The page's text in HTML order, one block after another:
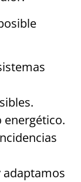
adaptamos